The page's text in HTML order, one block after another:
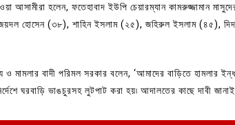
আসামীরা হলেন, ফতেহাবাদ ইউপি চেয়ারম্যান কামরুজ্জামান
হোসেন (৩৮), শাহিন ইসলাম (২৫), জহিরুল ইসলাম (৪৫),
মামলার বাদী পরিমল সরকার বলেন, ‘আমাদের বাড়িতে হামলার
ঘরবাড়ি ভাঙচুরসহ লুটপাট করা হয়৷ আদালতের কাছে দাবী
In